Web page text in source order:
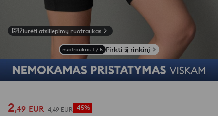
Žiūrėti atsiliepimų nuotraukas
nuotraukos 1 / 5 Pirkti šį rinkinį
2,49 EUR 4,49 EUR -45%